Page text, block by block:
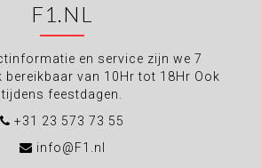
F1.NL
en service zijn we 7
bereikbaar van 10Hr tot 18Hr Ook
tijdens feestdagen.
+31 23 573 73 55
info@F1.nl